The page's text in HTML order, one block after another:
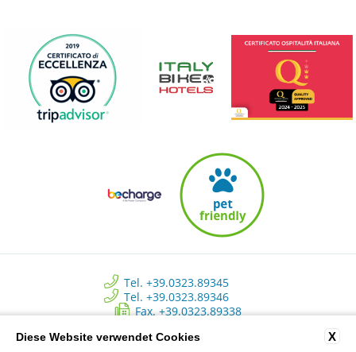
Tel. +39.0323.89345
Tel. +39.0323.89346
Fax. +39.0323.89338
X
Diese Website verwendet Cookies